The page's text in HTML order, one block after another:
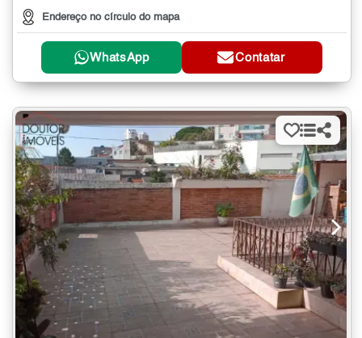
Endereço no círculo do mapa
WhatsApp Contatar